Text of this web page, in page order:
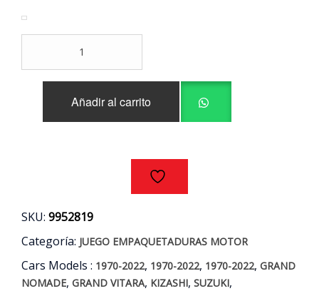
EMPAQUETADURAS
MOTOR
SUZUKI
AÑOS
09/16
cantidad
Añadir al carrito
SKU: 9952819
Categoría: JUEGO EMPAQUETADURAS MOTOR
Cars Models : 1970-2022, 1970-2022, 1970-2022, GRAND
NOMADE, GRAND VITARA, KIZASHI, SUZUKI,